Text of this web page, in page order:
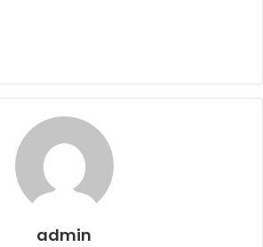
admin